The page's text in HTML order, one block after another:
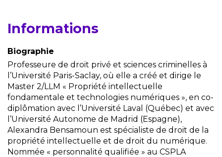
Informations
Biographie
Professeure de droit privé et sciences criminelles à
l’Université Paris-Saclay, où elle a créé et dirige le
Master 2/LLM « Propriété intellectuelle
fondamentale et technologies numériques », en co-
diplômation avec l’Université Laval (Québec) et avec
l’Université Autonome de Madrid (Espagne),
Alexandra Bensamoun est spécialiste de droit de la
propriété intellectuelle et de droit du numérique.
Nommée « personnalité qualifiée » au CSPLA